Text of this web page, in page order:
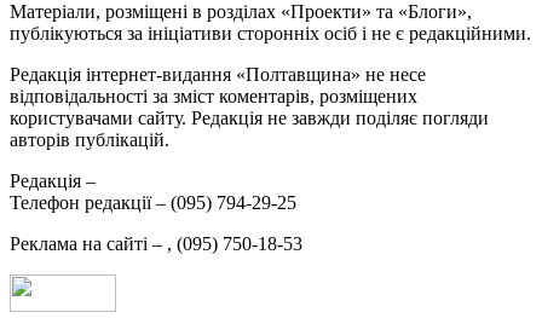
Матеріали, розміщені в розділах «Проекти» та «Блоги»,
публікуються за ініціативи сторонніх осіб і не є редакційними.
Редакція інтернет-видання «Полтавщина» не несе
відповідальності за зміст коментарів, розміщених
користувачами сайту. Редакція не завжди поділяє погляди
авторів публікацій.
Редакція –
Телефон редакції – (095) 794-29-25
Реклама на сайті – , (095) 750-18-53